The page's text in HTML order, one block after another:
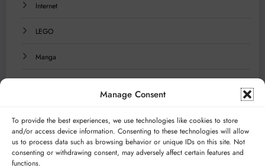
Manage Consent
To provide the best experiences, we use technologies like cookies to store
and/or access device information. Consenting to these technologies will allow
us to process data such as browsing behavior or unique IDs on this site. Not
consenting or withdrawing consent, may adversely affect certain features and
functions.
Internet
LEGO
Manga
Serien
Technologie